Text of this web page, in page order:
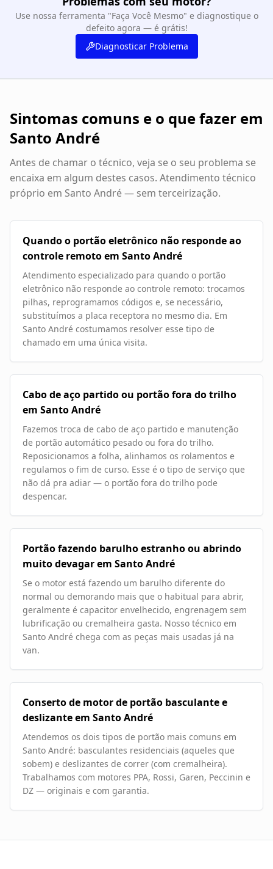
Use nossa ferramenta "Faça Você Mesmo" e diagnostique o
defeito agora — é grátis!
Diagnosticar Problema
Sintomas comuns e o que fazer em
Santo André
Antes de chamar o técnico, veja se o seu problema se
encaixa em algum destes casos. Atendimento técnico
próprio em Santo André— sem terceirização.
Quando o portão eletrônico não responde ao
controle remoto em Santo André
Atendimento especializado para quando o portão
eletrônico não responde ao controle remoto: trocamos
pilhas, reprogramamos códigos e, se necessário,
substituímos a placa receptora no mesmo dia. Em
Santo André costumamos resolver esse tipo de
chamado em uma única visita.
Cabo de aço partido ou portão fora do trilho
em Santo André
Fazemos troca de cabo de aço partido e manutenção
de portão automático pesado ou fora do trilho.
Reposicionamos a folha, alinhamos os rolamentos e
regulamos o fim de curso. Esse é o tipo de serviço que
não dá pra adiar — o portão fora do trilho pode
despencar.
Portão fazendo barulho estranho ou abrindo
muito devagar em Santo André
Se o motor está fazendo um barulho diferente do
normal ou demorando mais que o habitual para abrir,
geralmente é capacitor envelhecido, engrenagem sem
lubrificação ou cremalheira gasta. Nosso técnico em
Santo André chega com as peças mais usadas já na
van.
Conserto de motor de portão basculante e
deslizante em Santo André
Atendemos os dois tipos de portão mais comuns em
Santo André: basculantes residenciais (aqueles que
sobem) e deslizantes de correr (com cremalheira).
Trabalhamos com motores PPA, Rossi, Garen, Peccinin e
DZ — originais e com garantia.